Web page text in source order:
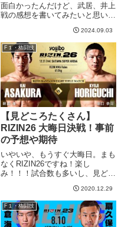
面白かったんだけど、武居、井上
戦の感想を書いてみたいと思いま
素晴らしい試合でした。ボクシン
グ強者の強者っぷりを見せつけら
れたというか、本当にすごい駆け
引き、技術、体力、精神力...
2024.09.03
F１・格闘技
【見どころたくさん】
RIZIN26 大晦日決戦！事前
の予想や期待
いやいや、もうすぐ大晦日。まも
なくRIZIN26ですね！楽し
み！！！試合数も多いし、見どこ
多すぎて記事書くのが面倒で書き
たかったのですが書けませんでし
たwタイトルマッチ予想！朝倉海
vs. 堀口恭司まあなんとい...
2020.12.29
F１・格闘技